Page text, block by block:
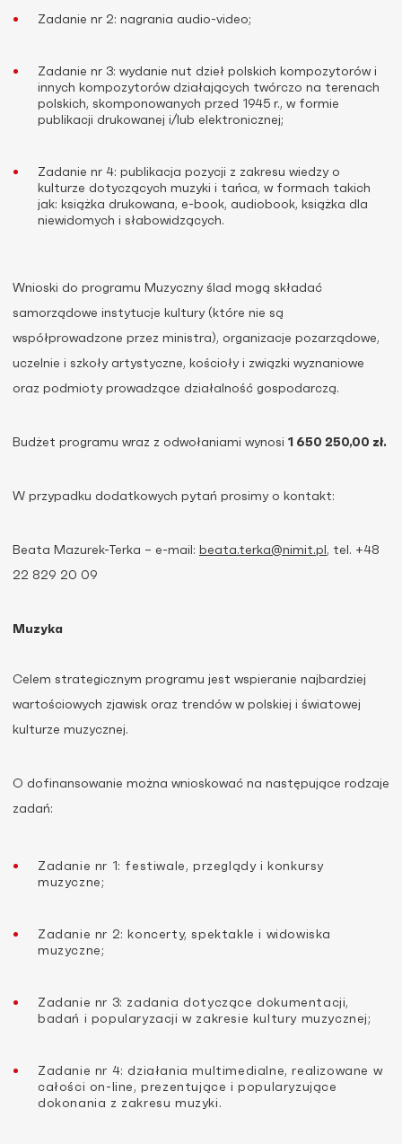
Zadanie nr 2: nagrania audio-video;
Zadanie nr 3: wydanie nut dzieł polskich kompozytorów i
innych kompozytorów działających twórczo na terenach
polskich, skomponowanych przed 1945 r., w formie
publikacji drukowanej i/lub elektronicznej;
Zadanie nr 4: publikacja pozycji z zakresu wiedzy o
kulturze dotyczących muzyki i tańca, w formach takich
jak: książka drukowana, e-book, audiobook, książka dla
niewidomych i słabowidzących.
Wnioski do programu Muzyczny ślad mogą składać
samorządowe instytucje kultury (które nie są
współprowadzone przez ministra), organizacje pozarządowe,
uczelnie i szkoły artystyczne, kościoły i związki wyznaniowe
oraz podmioty prowadzące działalność gospodarczą.
Budżet programu wraz z odwołaniami wynosi 1 650 250,00 zł.
W przypadku dodatkowych pytań prosimy o kontakt:
Beata Mazurek-Terka – e-mail: beata.terka@nimit.pl , tel. +48
22 829 20 09
Muzyka
Celem strategicznym programu jest wspieranie najbardziej
wartościowych zjawisk oraz trendów w polskiej i światowej
kulturze muzycznej.
O dofinansowanie można wnioskować na następujące rodzaje
zadań:
Zadanie nr 1: festiwale, przeglądy i konkursy
muzyczne;
Zadanie nr 2: koncerty, spektakle i widowiska
muzyczne;
Zadanie nr 3: zadania dotyczące dokumentacji,
badań i popularyzacji w zakresie kultury muzycznej;
Zadanie nr 4: działania multimedialne, realizowane w
całości on-line, prezentujące i popularyzujące
dokonania z zakresu muzyki.